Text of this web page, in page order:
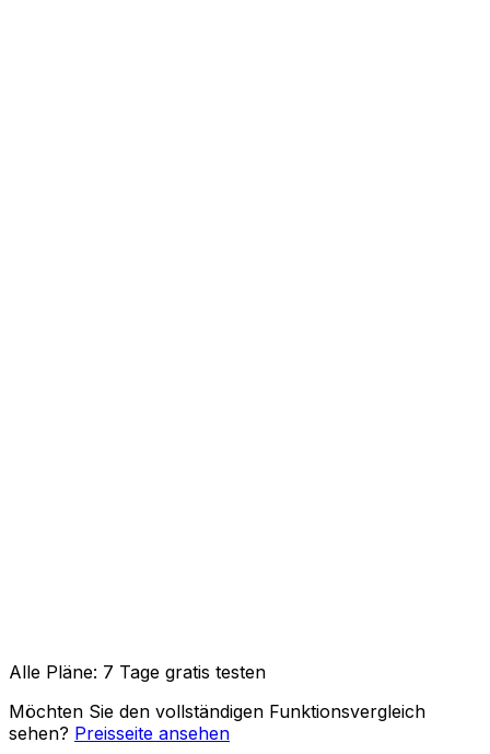
Alle Pläne: 7 Tage gratis testen
Möchten Sie den vollständigen Funktionsvergleich
sehen? Preisseite ansehen